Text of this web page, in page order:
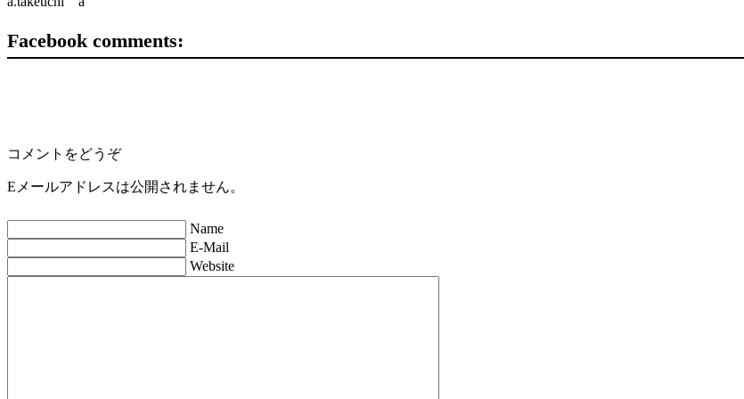
Facebook comments:
コメントをどうぞ
Eメールアドレスは公開されません。
Name
E-Mail
Website